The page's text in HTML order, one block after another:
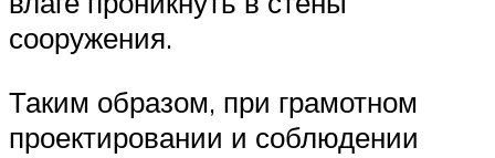
сооружения.
Таким образом, при грамотном
проектировании и соблюдении